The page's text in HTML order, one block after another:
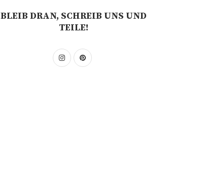
BLEIB DRAN, SCHREIB UNS UND
TEILE!